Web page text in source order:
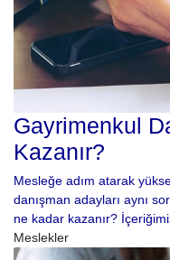
Gayrimenkul
Kazanır?
Mesleğe adım atarak
danışman adayları aynı
ne kadar kazanır?
Meslekler